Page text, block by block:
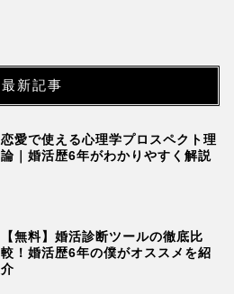
最新記事
恋愛で使える心理学プロスペクト理
論｜婚活歴6年がわかりやすく解説
【無料】婚活診断ツールの徹底比
較！婚活歴6年の僕がオススメを紹
介